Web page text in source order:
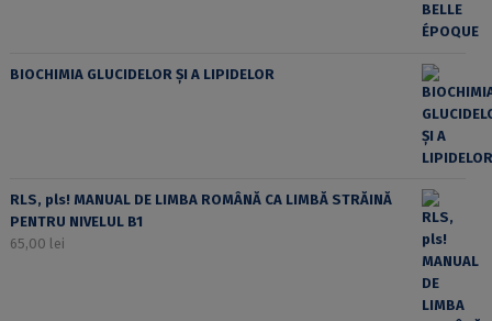
BIOCHIMIA GLUCIDELOR ȘI A LIPIDELOR
RLS, pls! MANUAL DE LIMBA ROMÂNĂ CA LIMBĂ STRĂINĂ
PENTRU NIVELUL B1
65,00 lei